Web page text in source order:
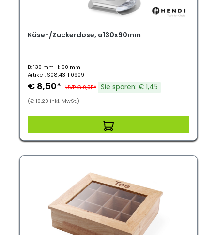
Käse-/Zuckerdose, ø130x90mm
B: 130 mm H: 90 mm
Artikel: S08.43HI0909
€ 8,50* UVP € 9,95* Sie sparen: € 1,45
(€ 10,20 inkl. MwSt.)